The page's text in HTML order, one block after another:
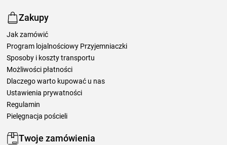
Zakupy
Jak zamówić
Program lojalnościowy Przyjemniaczki
Sposoby i koszty transportu
Możliwości płatności
Dlaczego warto kupować u nas
Ustawienia prywatności
Regulamin
Pielęgnacja pościeli
Twoje zamówienia